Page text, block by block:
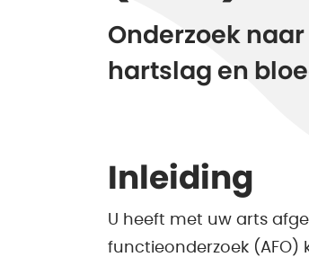
Onderzoek
hartslag en
Inleiding
U heeft met uw arts
functieonderzoek (AFO)